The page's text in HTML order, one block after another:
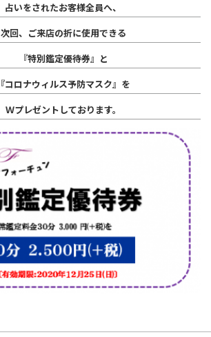
占いをされたお客様全員へ、
次回、ご来店の折に使用できる
『特別鑑定優待券』と
『コロナウィルス予防マスク』を
Ｗプレゼントしております。